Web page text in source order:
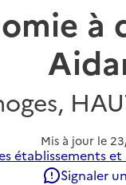
à
Mis à jour le
établissements
Signaler